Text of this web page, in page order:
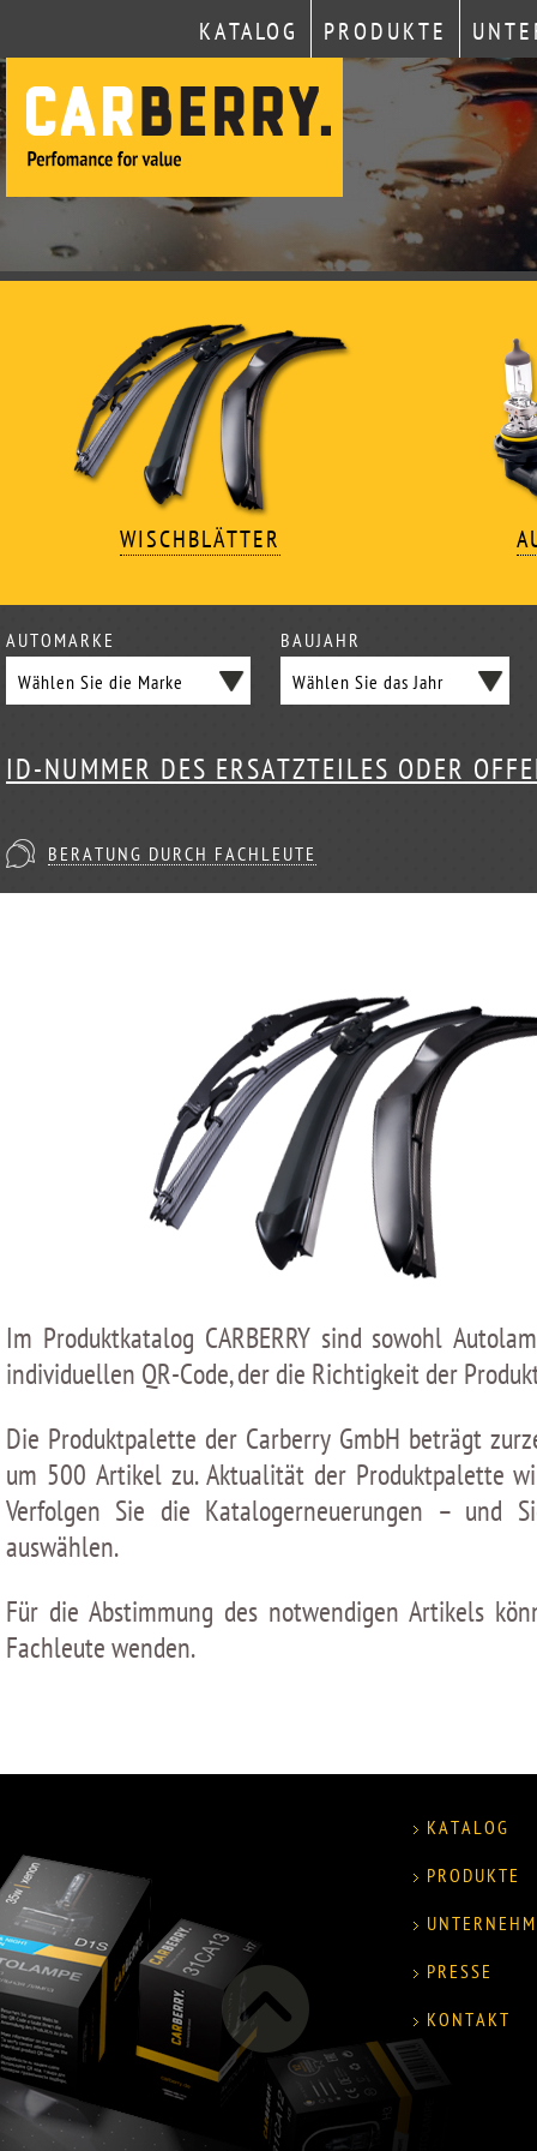
KATALOG PRODUKTE
WISCHBLÄTTER
AUTOMARKE BAUJAHR
ID-NUMMER DES ERSATZTEILES ODER
BERATUNG DURCH FACHLEUTE
Im Produktkatalog CARBERRY sind sowohl
individuellen QR-Сode, der die Richtigkeit der
Die Produktpalette der Carberry GmbH beträgt
um 500 Artikel zu. Aktualität der Produktpalette
Verfolgen Sie die Katalogerneuerungen – und
auswählen.
Für die Abstimmung des notwendigen Artikels
Fachleute wenden.
KATALOG
PRODUKTE
PRESSE
KONTAKT